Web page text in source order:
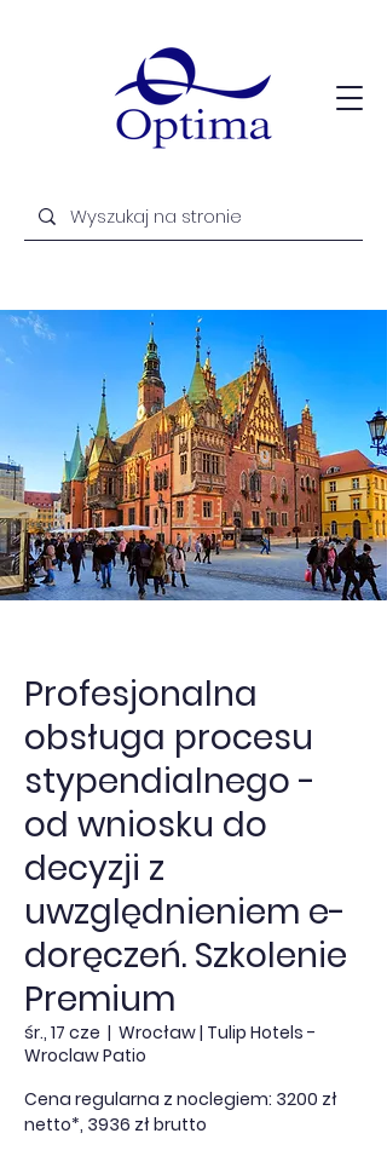
Profesjonalna
obsługa procesu
stypendialnego -
od wniosku do
decyzji z
uwzględnieniem e-
doręczeń. Szkolenie
Premium
śr., 17 cze
  |
Wrocław | Tulip Hotels -
Wroclaw Patio
Cena regularna z noclegiem: 3200 zł
netto*, 3936 zł brutto